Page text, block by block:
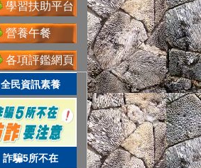
學習扶助平台
營養午餐
各項評鑑網頁
網路守護天使
省水好習慣
全民資訊素養